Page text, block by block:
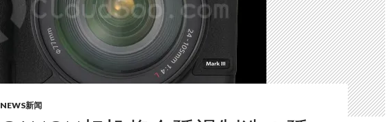
NEWS新闻